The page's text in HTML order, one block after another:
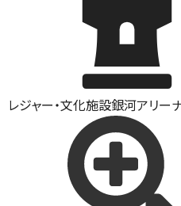
レジャー・文化施設銀河アリー